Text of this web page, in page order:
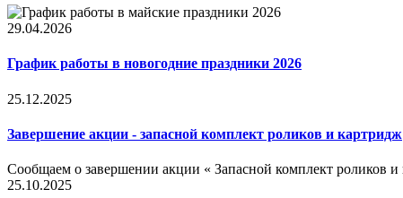
29.04.2026
График работы в новогодние праздники 2026
25.12.2025
Завершение акции - запасной комплект роликов и картридж
Сообщаем о завершении акции « Запасной комплект роликов
25.10.2025